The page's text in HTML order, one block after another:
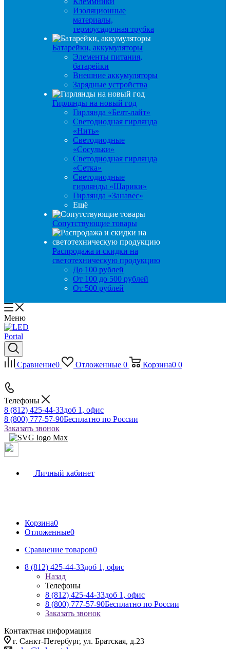
Изоляционные
материалы,
термоусадочная трубка
Батарейки, аккумуляторы
Элементы питания,
батарейки
Внешние аккумуляторы
Зарядные устройства
Гирлянды на новый год
Гирлянда «Белт-лайт»
Светодиодная гирлянда
«Нить»
Светодиодные
«Сосульки»
Светодиодная гирлянда
«Сетка»
Светодиодные
гирлянды «Шарики»
Гирлянда «Занавес»
Ещё
Сопутствующие товары
Распродажа и скидки на
светотехническую продукцию
До 100 рублей
От 100 до 500 рублей
От 500 рублей
Меню
Сравнение0 Отложенные 0 Корзина0 0
Телефоны
8 (812) 425-44-33доб 1, офис
8 (800) 777-57-90Бесплатно по России
Заказать звонок
Личный кабинет
Корзина0
Отложенные0
Сравнение товаров0
8 (812) 425-44-33доб 1, офис
Назад
Телефоны
8 (812) 425-44-33доб 1, офис
8 (800) 777-57-90Бесплатно по России
Заказать звонок
Контактная информация
г. Санкт-Петербург, ул. Братская, д.23